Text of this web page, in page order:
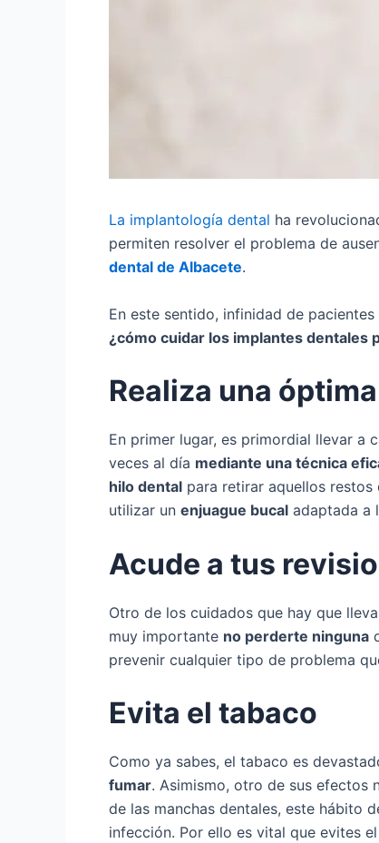
La implantología dental ha
permiten resolver el problema de
dental de Albacete.
En este sentido, infinidad de
¿cómo cuidar los implantes dentales
Realiza una
En primer lugar, es primordial llevar a
veces al día mediante una técnica
hilo dental para retirar aquellos restos
utilizar un enjuague bucal adaptada a
Acude a tus
Otro de los cuidados que hay que
muy importante no perderte ninguna
prevenir cualquier tipo de problema
Evita el tabaco
Como ya sabes, el tabaco es
fumar. Asimismo, otro de sus efectos
de las manchas dentales, este hábito
infección. Por ello es vital que evites